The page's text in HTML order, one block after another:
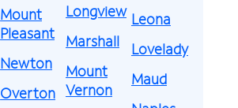
Mount
Pleasant
Newton
Overton
Longview
Marshall
Mount
Vernon
Leona
Lovelady
Maud